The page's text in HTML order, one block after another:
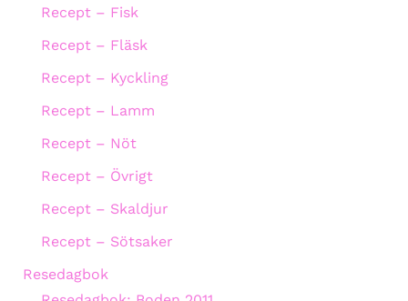
Recept – Fisk
Recept – Fläsk
Recept – Kyckling
Recept – Lamm
Recept – Nöt
Recept – Övrigt
Recept – Skaldjur
Recept – Sötsaker
Resedagbok